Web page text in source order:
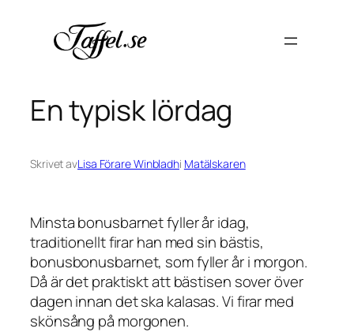
innehåll
En typisk lördag
Skrivet avLisa Förare Winbladhi Matälskaren
Minsta bonusbarnet fyller år idag,
traditionellt firar han med sin bästis,
bonusbonusbarnet, som fyller år i morgon.
Då är det praktiskt att bästisen sover över
dagen innan det ska kalasas. Vi firar med
skönsång på morgonen.